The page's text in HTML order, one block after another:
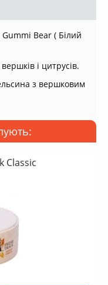
Bear ( Білий
і цитрусів.
з вершковим
Classic